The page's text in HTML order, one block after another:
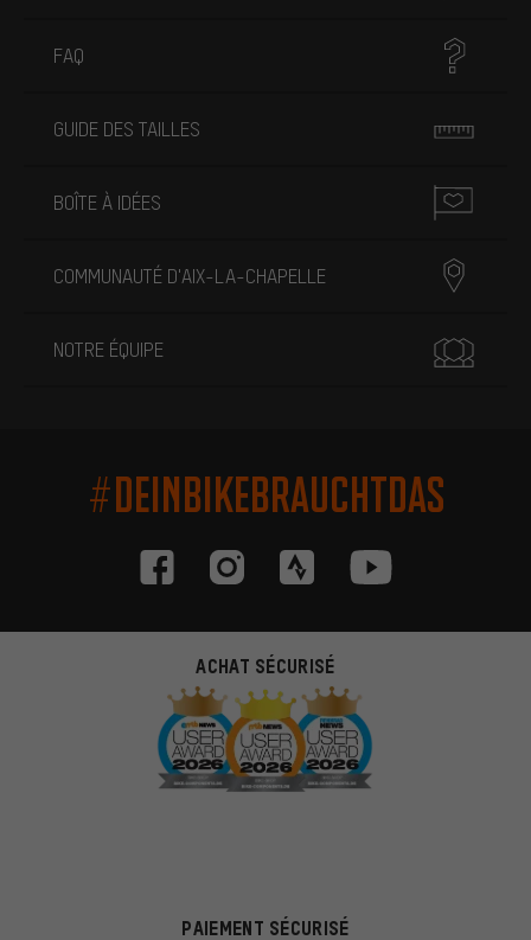
FAQ
GUIDE DES TAILLES
BOÎTE À IDÉES
COMMUNAUTÉ D'AIX-LA-CHAPELLE
NOTRE ÉQUIPE
#DEINBIKEBRAUCHTDAS
ACHAT SÉCURISÉ
PAIEMENT SÉCURISÉ